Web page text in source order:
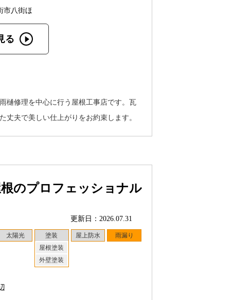
市八街ほ
る
樋修理を中心に行う屋根工事店です。瓦
夫で美しい仕上がりをお約束します。
のプロフェッショナル
更新日：2026.07.31
太陽光
塗装
屋根塗装
外壁塗装
屋上防水 雨漏り